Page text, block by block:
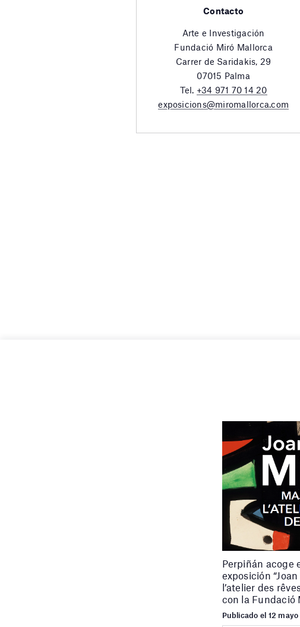
Contacto
Arte e Investigación
Fundació Miró Mallorca
Carrer de Saridakis, 29
07015 Palma
Tel. +34 971 70 14 20
exposicions@miromallorca.com
Perpiñán acoge
exposición
l’atelier des
con la Fundació
Publicado el 12